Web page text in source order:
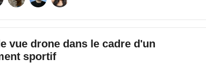
vue drone dans le cadre d'un
sportif